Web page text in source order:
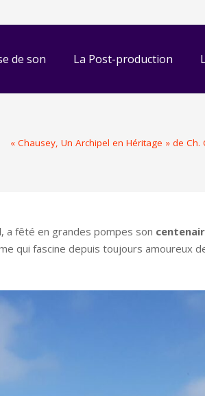
de son La Post-production
« Chausey, Un Archipel en Héritage » de
a fêté en grandes pompes son
qui fascine depuis toujours amoureux